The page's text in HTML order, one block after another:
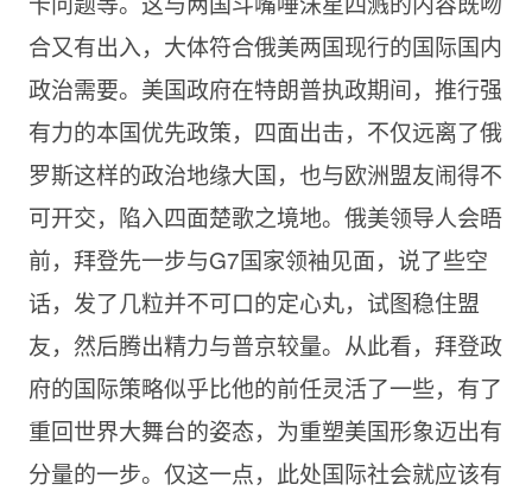
合又有出入，大体符合俄美两国现行的国际国内
政治需要。美国政府在特朗普执政期间，推行强
有力的本国优先政策，四面出击，不仅远离了俄
罗斯这样的政治地缘大国，也与欧洲盟友闹得不
可开交，陷入四面楚歌之境地。俄美领导人会晤
前，拜登先一步与G7国家领袖见面，说了些空
话，发了几粒并不可口的定心丸，试图稳住盟
友，然后腾出精力与普京较量。从此看，拜登政
府的国际策略似乎比他的前任灵活了一些，有了
重回世界大舞台的姿态，为重塑美国形象迈出有
分量的一步。仅这一点，此处国际社会就应该有